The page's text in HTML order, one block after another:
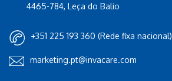
4465-784, Leça do Balio
+351 225 193 360 (Rede fixa nacional)
marketing.pt@invacare.com